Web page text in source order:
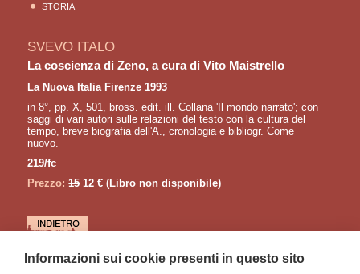
STORIA
SVEVO ITALO
La coscienza di Zeno, a cura di Vito Maistrello
La Nuova Italia Firenze 1993
in 8°, pp. X, 501, bross. edit. ill. Collana 'Il mondo narrato'; con
saggi di vari autori sulle relazioni del testo con la cultura del
tempo, breve biografia dell'A., cronologia e bibliogr. Come
nuovo.
219/fc
Prezzo: 1512 € (Libro non disponibile)
LETTURE CONSIGLIATE
Informazioni sui cookie presenti in questo sito